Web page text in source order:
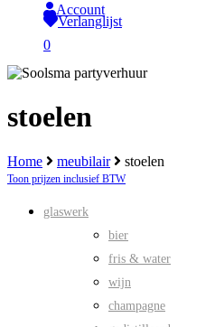
Account
Verlanglijst
search
0
stoelen
Home meubilair stoelen
Toon prijzen inclusief BTW
glaswerk
bier
fris & water
wijn
champagne